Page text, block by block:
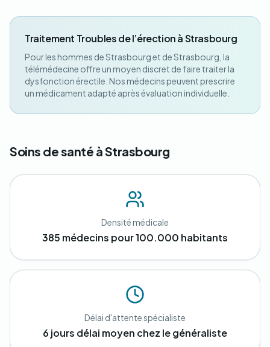
Traitement Troubles de l’érection à Strasbourg
Pour les hommes de Strasbourg et de Strasbourg, la
télémédecine offre un moyen discret de faire traiter la
dysfonction érectile. Nos médecins peuvent prescrire
un médicament adapté après évaluation individuelle.
Soins de santé à Strasbourg
Densité médicale
385 médecins pour 100.000 habitants
Délai d'attente spécialiste
6 jours délai moyen chez le généraliste